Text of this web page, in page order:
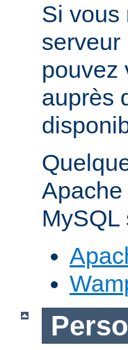
Si vous
serveur
pouvez
auprès
MySQL